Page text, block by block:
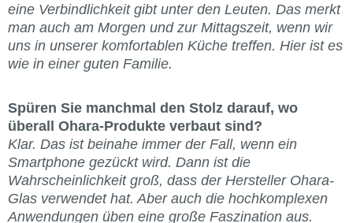
eine Verbindlichkeit gibt unter den Leuten. Das merkt
man auch am Morgen und zur Mittagszeit, wenn wir
uns in unserer komfortablen Küche treffen. Hier ist es
wie in einer guten Familie.
Spüren Sie manchmal den Stolz darauf, wo
überall Ohara-Produkte verbaut sind?
Klar. Das ist beinahe immer der Fall, wenn ein
Smartphone gezückt wird. Dann ist die
Wahrscheinlichkeit groß, dass der Hersteller Ohara-
Glas verwendet hat. Aber auch die hochkomplexen
Anwendungen üben eine große Faszination aus.